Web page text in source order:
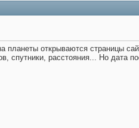
открываются страницы
расстояния... Но дата